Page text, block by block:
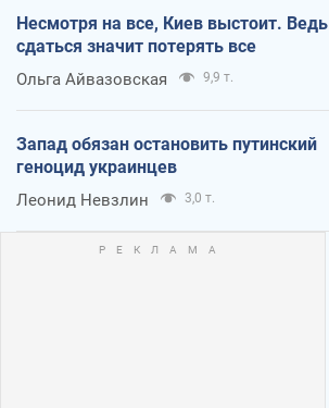
Несмотря на все, Киев выстоит. Ведь
сдаться значит потерять все
Ольга Айвазовская 9,9 т.
Запад обязан остановить путинский
геноцид украинцев
Леонид Невзлин 3,0 т.